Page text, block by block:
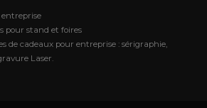
pour stand et foires
de cadeaux pour entreprise : sérigraphie,
Laser.